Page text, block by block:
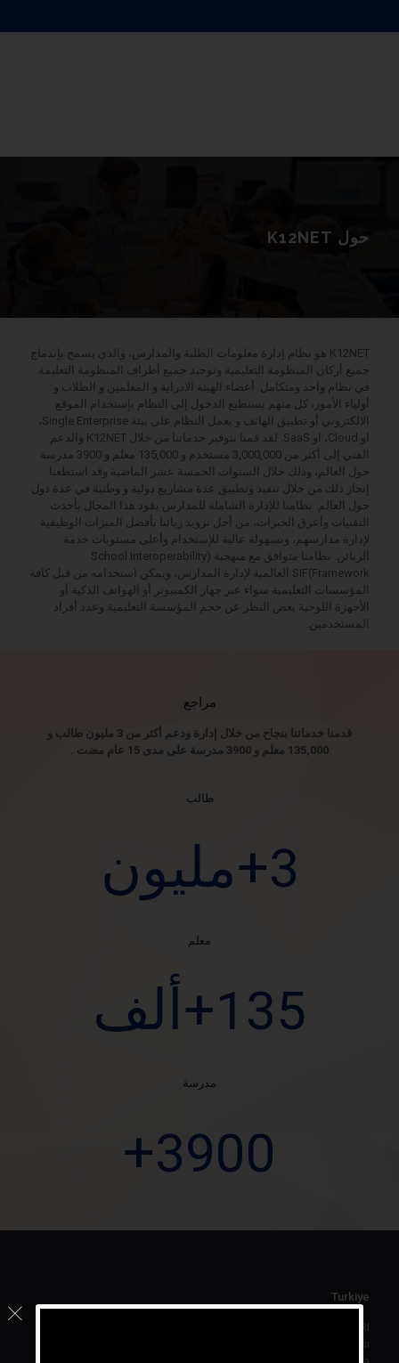
حول K12NET
K12NET هو نظام إدارة معلومات الطلبة والمدارس، والذي يسمح بإندماج
جميع أركان المنظومة التعليمية وتوحيد جميع أطراف المنظومة التعليمة
في نظام واحد ومتكامل. أعضاء الهيئة الادراية و المعلمين و الطلاب و
أولياء الأمور، كل منهم يستطيع الدخول إلى النظام بإستخدام الموقع
الالكتروني أو تطبيق الهاتف و يعمل النظام على بيئة Single Enterprise،
او Cloud، او SaaS. لقد قمنا بتوفير خدماتنا من خلال K12NET والدعم
الفني إلى أكثر من 3,000,000 مستخدم و 135,000 معلم و 3900 مدرسة
حول العالم، وذلك خلال السنوات الخمسة عشر الماضية وقد استطعنا
إنجاز ذلك من خلال تنفيذ وتطبيق عدة مشاريع دولية و وطنية في عدة دول
حول العالم. نظامنا للإدارة الشاملة للمدارس يقود هذا المجال بأحدث
التقنيات وأعرق الخبرات، من أجل تزويد زبائنا بأفضل الميزات الوظيفية
لإدارة مدارسهم، وبسهولة عالية للإستخدام وأعلى مستويات خدمة
الزبائن. نظامنا متوافق مع منهجية (School Interoperability
Framework)SIF العالمية لإدارة المدارس، ويمكن استخدامه من قبل كافة
المؤسسات التعليمية سواء عبر جهاز الكمبيوتر أو الهواتف الذكية أو
الأجهزة اللوحية بغض النظر عن حجم المؤسسة التعليمية وعدد أفراد
المستخدمين.
مراجع
قدمنا خدماتنا بنجاح من خلال إدارة ودعم أكثر من 3 مليون طالب و
135,000 معلم و 3900 مدرسة على مدى 15 عام مضت .
طالب
3+مليون
معلم
135+ألف
مدرسة
3900
+
Turkiye
ATLAS EĞİTİM YAZILIMLARI
Hacettepe Teknokent 1.Arge Binası